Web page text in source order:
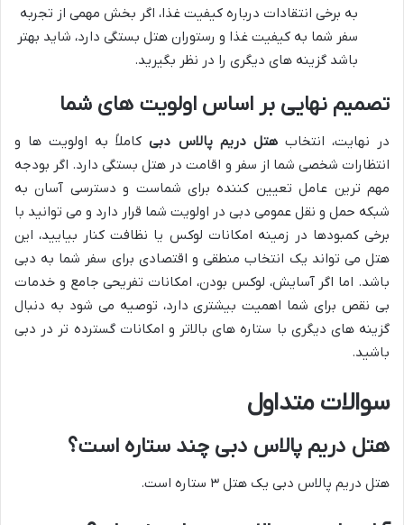
به برخی انتقادات درباره کیفیت غذا، اگر بخش مهمی از تجربه
سفر شما به کیفیت غذا و رستوران هتل بستگی دارد، شاید بهتر
باشد گزینه های دیگری را در نظر بگیرید.
تصمیم نهایی بر اساس اولویت های شما
در نهایت، انتخابهتل دریم پالاس دبیکاملاً به اولویت ها و
انتظارات شخصی شما از سفر و اقامت در هتل بستگی دارد. اگر بودجه
مهم ترین عامل تعیین کننده برای شماست و دسترسی آسان به
شبکه حمل و نقل عمومی دبی در اولویت شما قرار دارد و می توانید با
برخی کمبودها در زمینه امکانات لوکس یا نظافت کنار بیایید، این
هتل می تواند یک انتخاب منطقی و اقتصادی برای سفر شما به دبی
باشد. اما اگر آسایش، لوکس بودن، امکانات تفریحی جامع و خدمات
بی نقص برای شما اهمیت بیشتری دارد، توصیه می شود به دنبال
گزینه های دیگری با ستاره های بالاتر و امکانات گسترده تر در دبی
باشید.
سوالات متداول
هتل دریم پالاس دبی چند ستاره است؟
هتل دریم پالاس دبی یک هتل ۳ ستاره است.